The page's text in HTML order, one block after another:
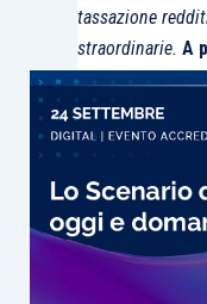
tassazione
straordinarie. A